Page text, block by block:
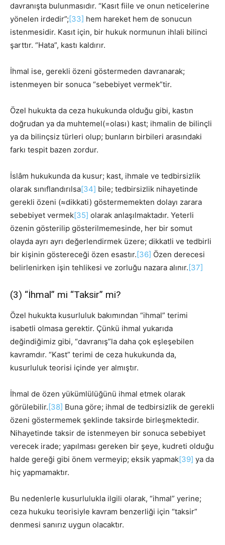
davranışta bulunmasıdır. “Kasıt fiile ve onun neticelerine
yönelen irdedir”; [33] hem hareket hem de sonucun
istenmesidir. Kasıt için, bir hukuk normunun ihlali bilinci
şarttır. “Hata”, kastı kaldırır.
İhmal ise, gerekli özeni göstermeden davranarak;
istenmeyen bir sonuca “sebebiyet vermek”tir.
Özel hukukta da ceza hukukunda olduğu gibi, kastın
doğrudan ya da muhtemel(=olası) kast; ihmalin de bilinçli
ya da bilinçsiz türleri olup; bunların birbileri arasındaki
farkı tespit bazen zordur.
İslâm hukukunda da kusur; kast, ihmale ve tedbirsizlik
olarak sınıflandırılsa[34] bile; tedbirsizlik nihayetinde
gerekli özeni (≈dikkati) göstermemekten dolayı zarara
sebebiyet vermek[35] olarak anlaşılmaktadır. Yeterli
özenin gösterilip gösterilmemesinde, her bir somut
olayda ayrı ayrı değerlendirmek üzere; dikkatli ve tedbirli
bir kişinin göstereceği özen esastır. [36] Özen derecesi
belirlenirken işin tehlikesi ve zorluğu nazara alınır. [37]
(3) “İhmal” mi “Taksir” mi?
Özel hukukta kusurluluk bakımından “ihmal” terimi
isabetli olmasa gerektir. Çünkü ihmal yukarıda
değindiğimiz gibi, “davranış”la daha çok eşleşebilen
kavramdır. “Kast” terimi de ceza hukukunda da,
kusurluluk teorisi içinde yer almıştır.
İhmal de özen yükümlülüğünü ihmal etmek olarak
görülebilir. [38] Buna göre; ihmal de tedbirsizlik de gerekli
özeni göstermemek şeklinde taksirde birleşmektedir.
Nihayetinde taksir de istenmeyen bir sonuca sebebiyet
verecek irade; yapılması gereken bir şeye, kudreti olduğu
halde gereği gibi önem vermeyip; eksik yapmak[39] ya da
hiç yapmamaktır.
Bu nedenlerle kusurlulukla ilgili olarak, “ihmal” yerine;
ceza hukuku teorisiyle kavram benzerliği için “taksir”
denmesi sanırız uygun olacaktır.